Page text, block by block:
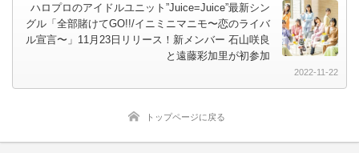
ハロプロのアイドルユニット”Juice=Juice”最新シン
グル「全部賭けてGO!!/イニミニマニモ〜恋のライバ
ル宣言〜」11月23日リリース！新メンバー 石山咲良
と遠藤彩加里が初参加
2022-11-22
トップページに戻る